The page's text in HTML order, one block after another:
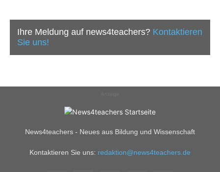
Ihre Meldung auf news4teachers? Kontaktieren
Sie uns!
News4teachers - Neues aus Bildung und Wissenschaft
Kontaktieren Sie uns: redaktion@news4teachers.de